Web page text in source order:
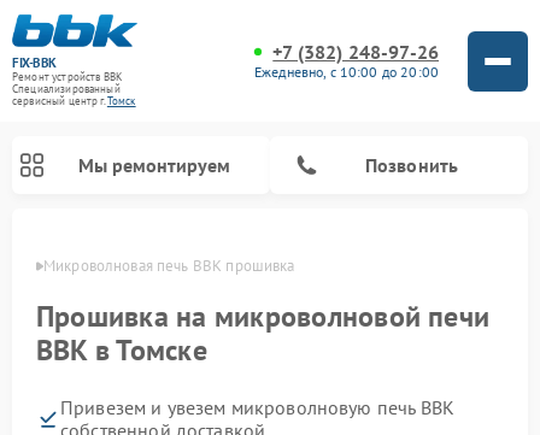
FIX-BBK
Ремонт устройств BBK
Специализированный
cервисный центр г.Томск
+7 (382) 248-97-26
Ежедневно, с 10:00 до 20:00
Мы ремонтируем Позвонить
Микроволновая печь BBK прошивка
Прошивка на микроволновой печи
BBK в Томске
Привезем и увезем микроволновую печь BBK